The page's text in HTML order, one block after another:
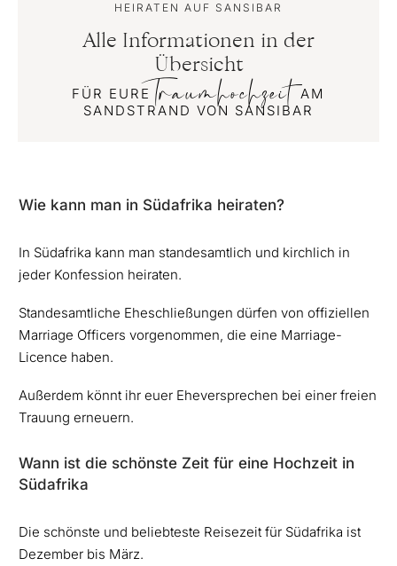
HEIRATEN AUF SANSIBAR
Alle Informationen in der
Übersicht
FÜR EURETraumhochzeit AM
SANDSTRAND VON SANSIBAR
Wie kann man in Südafrika heiraten?
In Südafrika kann man standesamtlich und kirchlich in
jeder Konfession heiraten.
Standesamtliche Eheschließungen dürfen von offiziellen
Marriage Officers vorgenommen, die eine Marriage-
Licence haben.
Außerdem könnt ihr euer Eheversprechen bei einer freien
Trauung erneuern.
Wann ist die schönste Zeit für eine Hochzeit in
Südafrika
Die schönste und beliebteste Reisezeit für Südafrika ist
Dezember bis März.